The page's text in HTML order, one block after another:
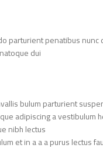
parturient penatibus
dui.
bulum parturient
adipiscing a vestibulum
nibh lectus.
et in a a a purus lectus